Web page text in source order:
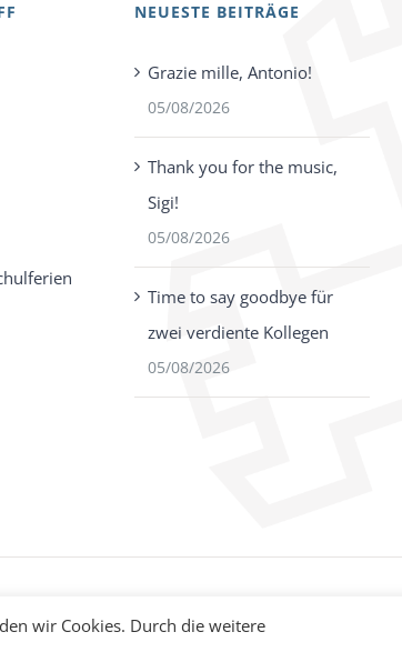
NEUESTE BEITRÄGE
Grazie mille, Antonio!
05/08/2026
Thank you for the music,
Sigi!
05/08/2026
Time to say goodbye für
zwei verdiente Kollegen
05/08/2026
wir Cookies. Durch die weitere